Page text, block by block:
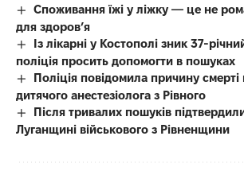
Споживання їжі у ліжку — це не
для здоров’я
Із лікарні у Костополі зник 37-
поліція просить допомогти в пошуках
Поліція повідомила причину смерті
дитячого анестезіолога з Рівного
Після тривалих пошуків
Луганщині військового з Рівненщини